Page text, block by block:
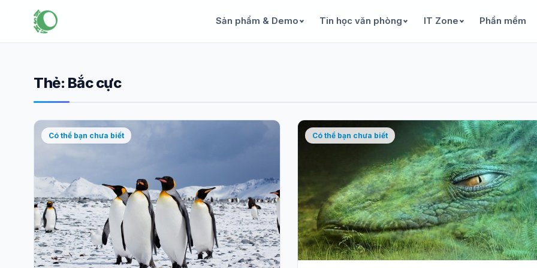
Sản phẩm & Demo Tin học văn phòng IT Zone Phần mềm
Thẻ: Bắc cực
Có thể bạn chưa biết Có thể bạn chưa biết